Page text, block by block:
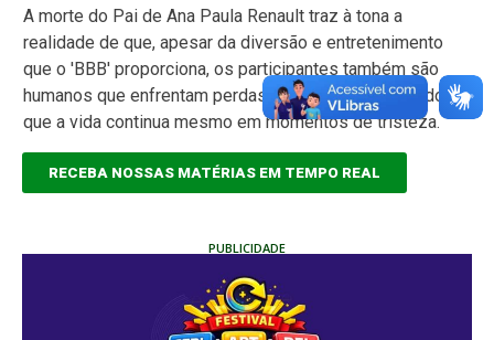
A morte do Pai de Ana Paula Renault traz à tona a
realidade de que, apesar da diversão e entretenimento
que o 'BBB' proporciona, os participantes também são
humanos que enfrentam perdas e desafios, mostrando
que a vida continua mesmo em momentos de tristeza.
RECEBA NOSSAS MATÉRIAS EM TEMPO REAL
PUBLICIDADE